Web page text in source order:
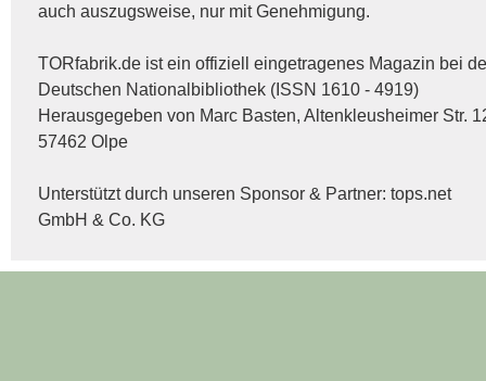
auch auszugsweise, nur mit Genehmigung.
TORfabrik.de ist ein offiziell eingetragenes Magazin bei
Deutschen Nationalbibliothek (ISSN 1610 - 4919)
Herausgegeben von Marc Basten, Altenkleusheimer Str.
57462 Olpe
Unterstützt durch unseren Sponsor & Partner: tops.net
GmbH & Co. KG